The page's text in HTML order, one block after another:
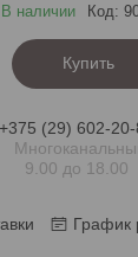
В наличии Код:
Купить
+375 (29) 602-20-
9.00 до 18.00
График